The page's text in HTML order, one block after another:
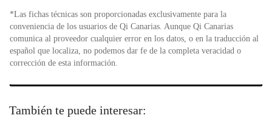
*Las fichas técnicas son proporcionadas exclusivamente para la
conveniencia de los usuarios de Qi Canarias. Aunque Qi Canarias
comunica al proveedor cualquier error en los datos, o en la traducción al
español que localiza, no podemos dar fe de la completa veracidad o
corrección de esta información.
También te puede interesar: